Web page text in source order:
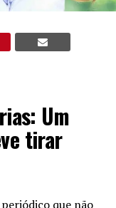
Um
tirar
que não